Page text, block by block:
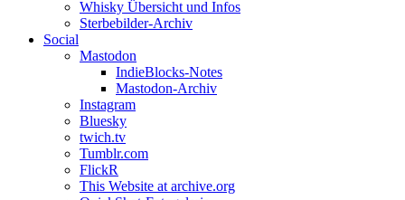
Whisky Übersicht und Infos
Sterbebilder-Archiv
Social
Mastodon
IndieBlocks-Notes
Mastodon-Archiv
Instagram
Bluesky
twich.tv
Tumblr.com
FlickR
This Website at archive.org